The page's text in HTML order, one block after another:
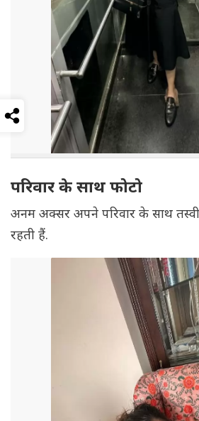
परिवार के साथ फोटो
अनम अक्सर अपने परिवार के साथ
रहती हैं.